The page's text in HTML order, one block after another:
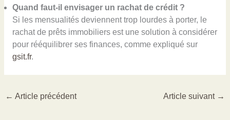
Quand faut-il envisager un rachat de crédit ?
Si les mensualités deviennent trop lourdes à porter, le
rachat de prêts immobiliers est une solution à considérer
pour rééquilibrer ses finances, comme expliqué sur
gsit.fr.
← Article précédent Article suivant →